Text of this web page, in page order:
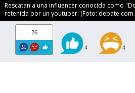
Rescatan a una influencer conocida como
retenida por un youtuber. (Foto:
26
4 4